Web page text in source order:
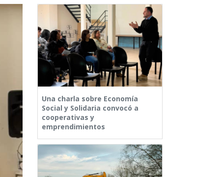
Una charla sobre Economía
Social y Solidaria convocó a
cooperativas y
emprendimientos